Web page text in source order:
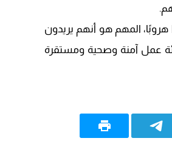
هروبًا، المهم هو أنهم يريدون
عمل آمنة وصحية ومستقرة